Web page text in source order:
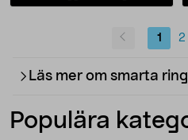
1 2
Läs mer om smarta
Populära